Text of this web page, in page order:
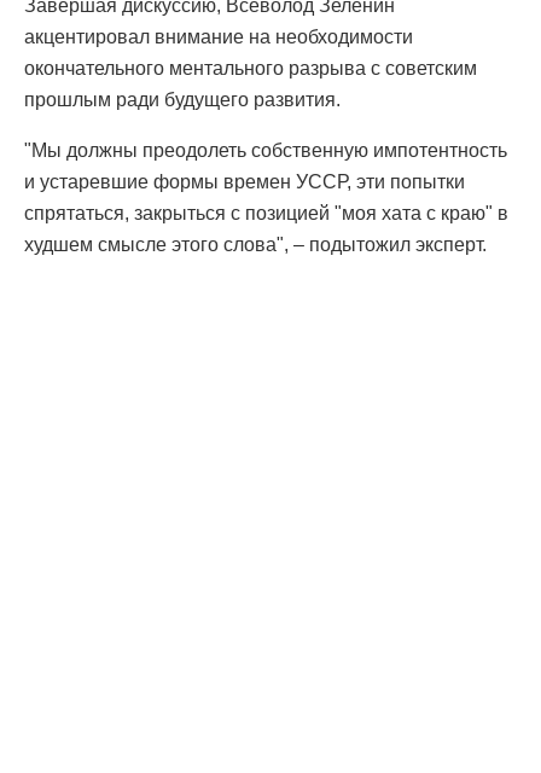
Завершая дискуссию, Всеволод Зеленин
акцентировал внимание на необходимости
окончательного ментального разрыва с советским
прошлым ради будущего развития.
"Мы должны преодолеть собственную импотентность
и устаревшие формы времен УССР, эти попытки
спрятаться, закрыться с позицией "моя хата с краю" в
худшем смысле этого слова", – подытожил эксперт.